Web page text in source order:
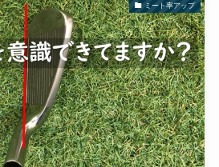
ミート率アップ